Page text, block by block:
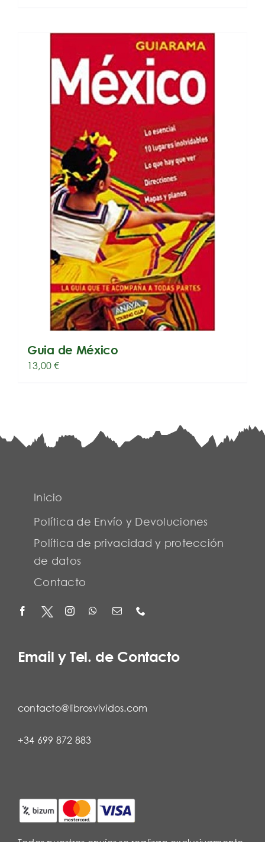
Guia de México
13,00€
Inicio
Política de Envío y Devoluciones
Política de privacidad y protección
de datos
Contacto
Email y Tel. de Contacto
contacto@librosvividos.com
+34 699 872 883